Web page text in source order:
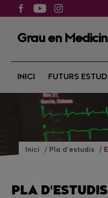
Grau en
INICI FUTURS
Inici Pla d’estudis
PLA